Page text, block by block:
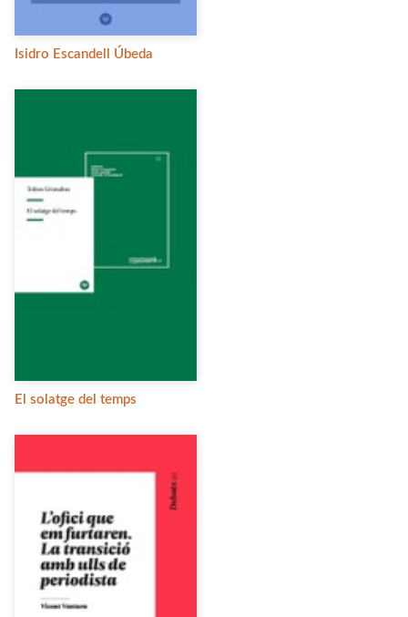
Isidro Escandell Úbeda
El solatge del temps